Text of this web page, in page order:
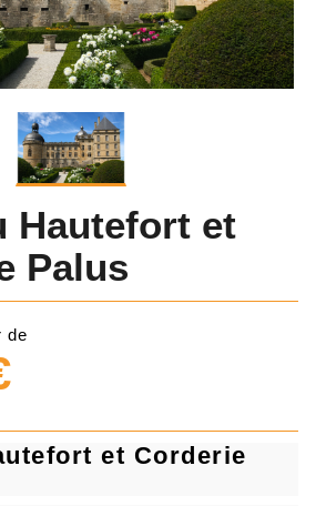
Hautefort et
Palus
de
et Corderie